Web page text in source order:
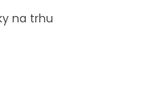
na trhu